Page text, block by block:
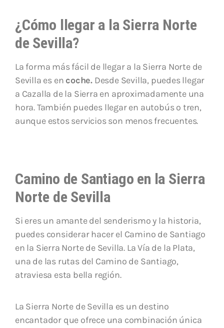
¿Cómo llegar a la Sierra Norte
de Sevilla?
La forma más fácil de llegar a la Sierra Norte de
Sevilla es en coche. Desde Sevilla, puedes llegar
a Cazalla de la Sierra en aproximadamente una
hora. También puedes llegar en autobús o tren,
aunque estos servicios son menos frecuentes.
Camino de Santiago en la Sierra
Norte de Sevilla
Si eres un amante del senderismo y la historia,
puedes considerar hacer el Camino de Santiago
en la Sierra Norte de Sevilla. La Vía de la Plata,
una de las rutas del Camino de Santiago,
atraviesa esta bella región.
La Sierra Norte de Sevilla es un destino
encantador que ofrece una combinación única